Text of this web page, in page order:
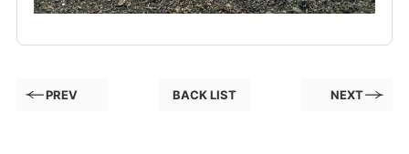
PREV BACK LIST NEXT